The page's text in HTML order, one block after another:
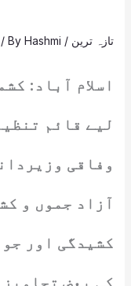
تازہ ترین /
/ ByHashmi
اسلام آباد:
لیے قائم
وفاقی
آزاد جموں و
کشیدگی اور